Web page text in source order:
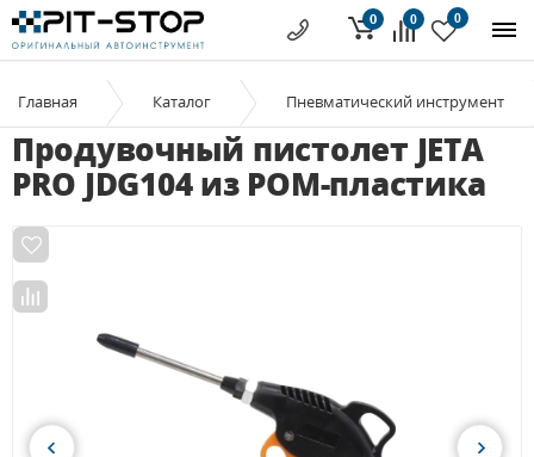
0 0
0
Главная Каталог Пневматический инструмент
Продувочный пистолет JETA
PRO JDG104 из POM-пластика